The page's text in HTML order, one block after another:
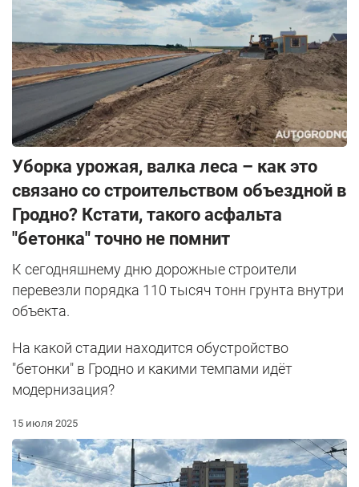
Уборка урожая, валка леса – как это
связано со строительством объездной в
Гродно? Кстати, такого асфальта
"бетонка" точно не помнит
К сегодняшнему дню дорожные строители
перевезли порядка 110 тысяч тонн грунта внутри
объекта.
На какой стадии находится обустройство
"бетонки" в Гродно и какими темпами идёт
модернизация?
15 июля 2025